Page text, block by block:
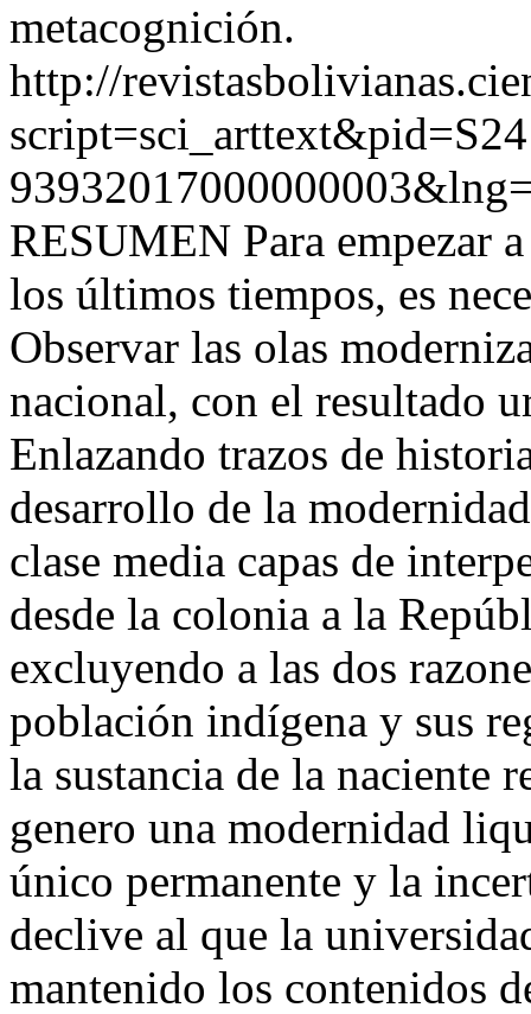
metacognición.
http://
RESUMEN Para empezar
los últimos tiempos, es
Observar las olas
nacional, con el resultado
Enlazando trazos de
desarrollo de la
clase media capas de
desde la colonia a la
excluyendo a las dos
población indígena y sus
la sustancia de la naciente
genero una modernidad
único permanente y la
declive al que la
mantenido los contenidos